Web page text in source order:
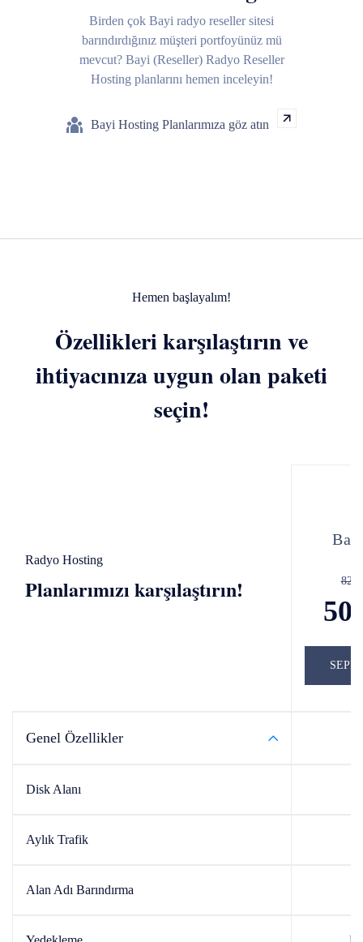
Birden çok Bayi radyo reseller sitesi
barındırdığınız müşteri portfoyünüz mü
mevcut? Bayi (Reseller) Radyo Reseller
Hosting planlarını hemen inceleyin!
Bayi Hosting Planlarımıza göz atın
Hemen başlayalım!
Özellikleri karşılaştırın ve
ihtiyacınıza uygun olan paketi
seçin!
Radyo Hosting
Planlarımızı karşılaştırın!
Genel Özellikler
Disk Alanı
Aylık Trafik
Alan Adı Barındırma